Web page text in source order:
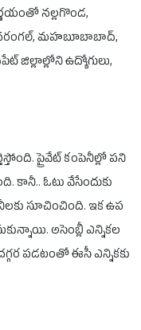
నల్లగొండ,
వరంగల్, మహబూబాబాద్,
జిల్లాల్లోని ఉద్యోగులు,
ప్రైవేట్ కంపెనీల్లో పని
కానీ.. ఓటు వేసేందుకు
సూచించింది. ఇక ఉప
అసెంబ్లీ ఎన్నికల
పడటంతో ఈసీ ఎన్నికకు